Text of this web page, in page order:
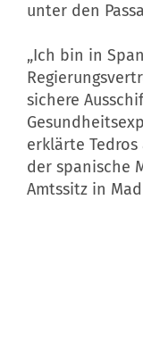
unter den
„Ich bin in
sichere
erklärte
der spanische
Amtssitz in